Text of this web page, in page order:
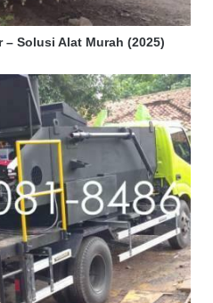
Solusi Alat Murah (2025)